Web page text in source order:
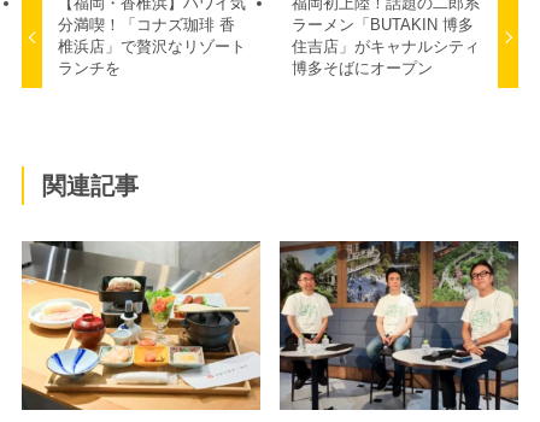
分満喫！「コナズ珈琲 香
椎浜店」で贅沢なリゾート
ランチを
ラーメン「BUTAKIN 博多
住吉店」がキャナルシティ
博多そばにオープン
関連記事